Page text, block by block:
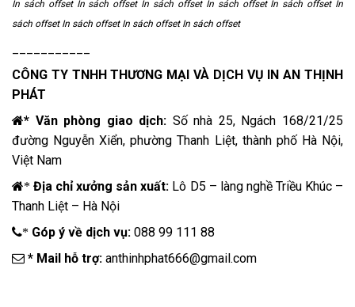
In sách offset In sách offset In sách offset In sách offset In sách offset In
sách offset In sách offset In sách offset In sách offset
CÔNG TY TNHH THƯƠNG MẠI VÀ DỊCH VỤ IN AN THỊNH
PHÁT
* Văn phòng giao dịch: Số nhà 25, Ngách 168/21/25
đường Nguyễn Xiển, phường Thanh Liệt, thành phố Hà Nội,
Việt Nam
* Địa chỉ xưởng sản xuất: Lô D5 – làng nghề Triều Khúc –
Thanh Liệt – Hà Nội
* Góp ý về dịch vụ: 088 99 111 88
* Mail hỗ trợ: anthinhphat666@gmail.com